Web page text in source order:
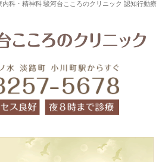
科・精神科 駿河台こころのクリニック 認知行動療